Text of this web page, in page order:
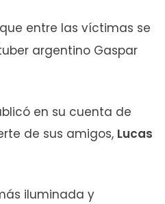
entre las víctimas se
argentino Gaspar
en su cuenta de
de sus amigos, Lucas
iluminada y